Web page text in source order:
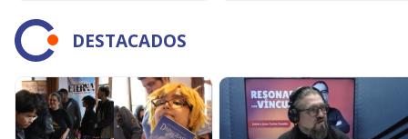
DESTACADOS